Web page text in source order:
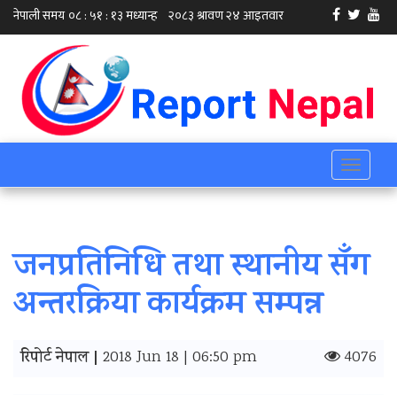
Toggle
जनप्रतिनिधि तथा स्थानीय सँग
अन्तरक्रिया कार्यक्रम सम्पन्न
रिपोर्ट नेपाल | 2018 Jun 18 | 06:50 pm 4076